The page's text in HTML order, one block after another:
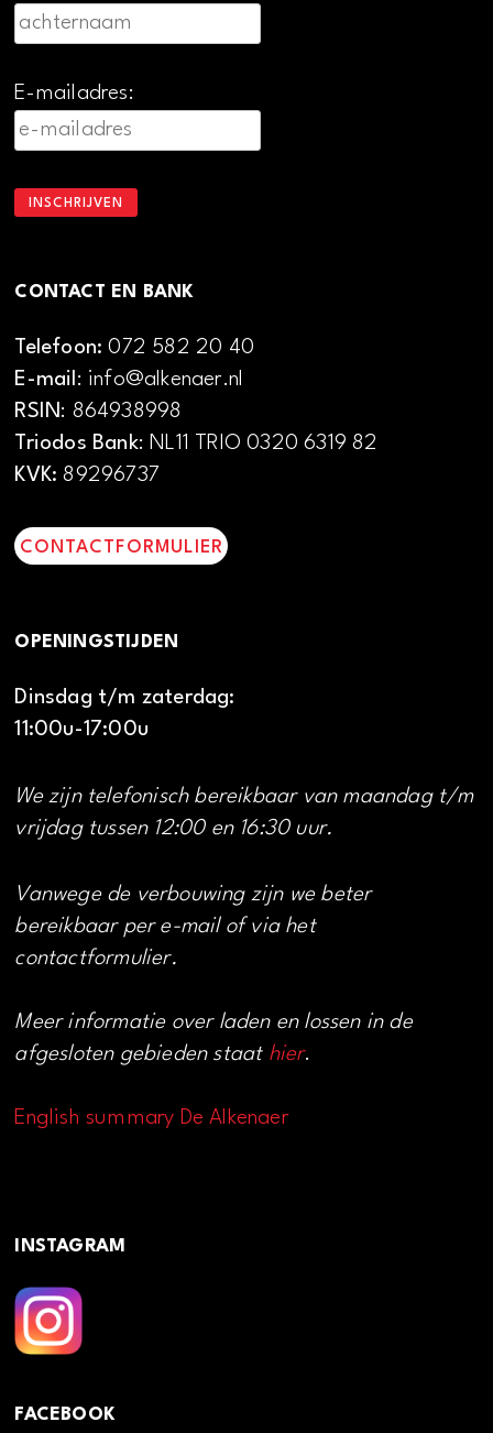
E-mailadres:
CONTACT EN BANK
Telefoon:072 582 20 40
E-mail: info@alkenaer.nl
RSIN: 864938998
Triodos Bank: NL11 TRIO 0320 6319 82
KVK: 89296737
CONTACTFORMULIER
OPENINGSTIJDEN
Dinsdag t/m zaterdag:
11:00u-17:00u
We zijn telefonisch bereikbaar van maandag t/m
vrijdag tussen 12:00 en 16:30 uur.
Vanwege de verbouwing zijn we beter
bereikbaar per e-mail of via het
contactformulier.
Meer informatie over laden en lossen in de
afgesloten gebieden staat hier.
English summary De Alkenaer
INSTAGRAM
FACEBOOK